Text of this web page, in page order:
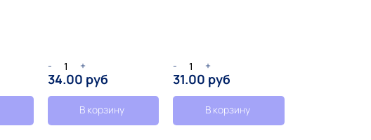
- +
34.00 руб
В корзину
- +
31.00 руб
В корзину